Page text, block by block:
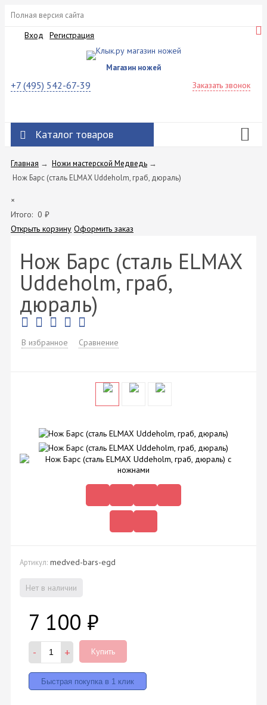
Полная версия сайта
Вход Регистрация
Магазин ножей
+7 (495) 542-67-39 Заказать звонок
Каталог товаров
Главная → Ножи мастерской Медведь →
Нож Барс (сталь ELMAX Uddeholm, граб, дюраль)
×
Итого: 0 ₽
Открыть корзину Оформить заказ
Нож Барс (сталь ELMAX
Uddeholm, граб,
дюраль)
В избранное Сравнение
Артикул: medved-bars-egd
Нет в наличии
7 100 ₽
- + Купить